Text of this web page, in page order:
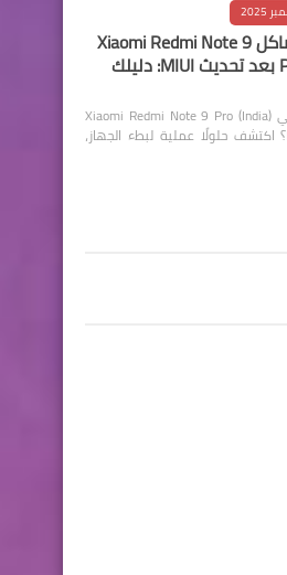
إصلاح مشاكل Xiaomi Redmi Note 9
Pro (India) بعد تحديث MIUI: دليلك
وصف قصير للمقال: هل يعاني Xiaomi Redmi Note 9 Pro (India)
من مشاكل بعد تحديث MIUI؟ اكتشف حلولًا عملية لبطء الجهاز،